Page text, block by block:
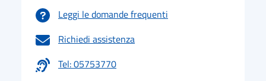
Leggi le domande frequenti
Richiedi assistenza
Tel: 05753770